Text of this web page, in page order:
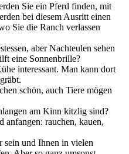
Sie ein Pferd finden, mit
bei diesem Ausritt einen
Sie die Ranch verlassen
aber Nachteulen sehen
eine Sonnenbrille?
interessant. Man kann dort
schön, auch Tiere mögen
am Kinn kitzlig sind?
anfangen: rauchen, kauen,
sein und Ihnen in vielen